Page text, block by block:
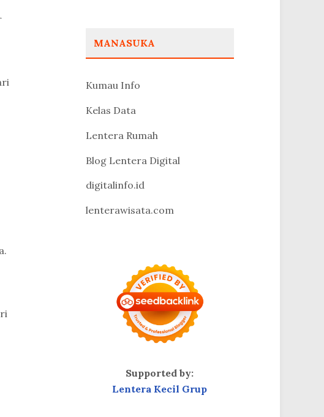
MANASUKA
Kumau Info
Kelas Data
Lentera Rumah
Blog Lentera Digital
digitalinfo.id
lenterawisata.com
Supported by:
Lentera Kecil Grup